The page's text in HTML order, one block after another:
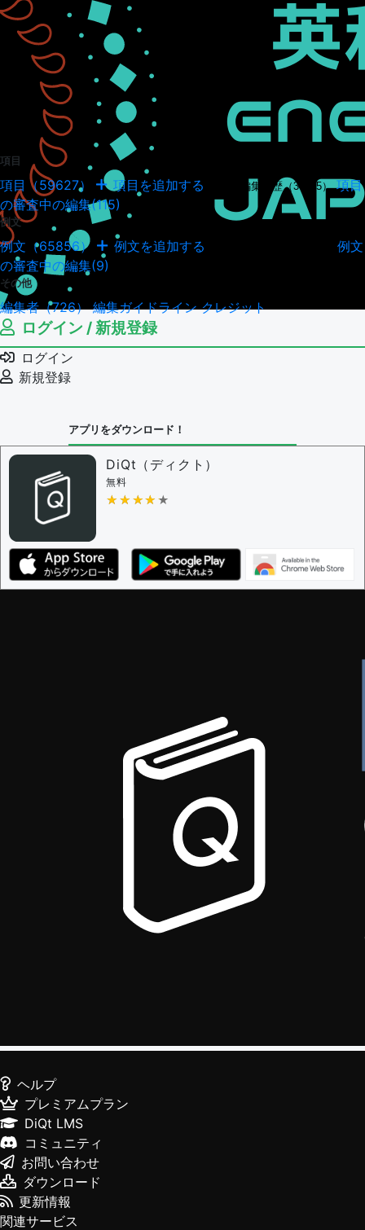
項目
項目（59627） 項目を追加する 項目の編集履歴（34945） 項目
の審査中の編集(115)
例文
例文（65856） 例文を追加する
例文
の審査中の編集(9)
その他
編集者（726）編集ガイドラインクレジット
ログイン / 新規登録
ログイン
新規登録
アプリをダウンロード！
DiQt（ディクト）
無料
★★★★★
★★★★★
ヘルプ
プレミアムプラン
DiQt LMS
コミュニティ
お問い合わせ
ダウンロード
更新情報
関連サービス